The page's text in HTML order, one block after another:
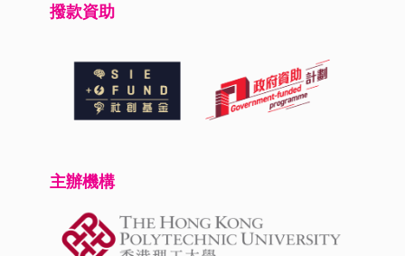
撥款資助
主辦機構